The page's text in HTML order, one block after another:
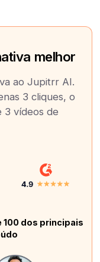
melhor
ao Jupitrr AI.
3 cliques, o
3 vídeos de
100 dos principais